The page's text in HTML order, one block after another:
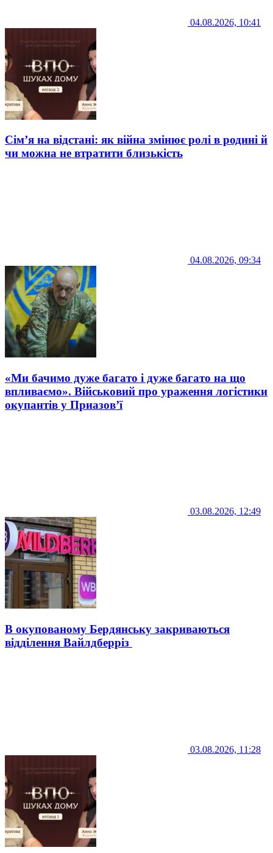
04.08.2026, 10:41
Сім’я на відстані: як війна змінює ролі в родині й
чи можна не втратити близькість
04.08.2026, 09:34
«Ми бачимо дуже багато і дуже багато на що
впливаємо». Військовий про ураження логістики
окупантів у Приазов’ї
03.08.2026, 12:49
В окупованому Бердянську закриваються
відділення Вайлдберріз
03.08.2026, 11:28